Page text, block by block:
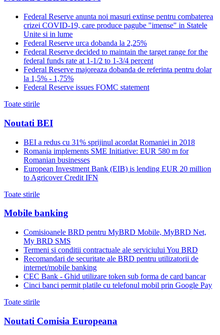
Federal Reserve anunta noi masuri extinse pentru combaterea
crizei COVID-19, care produce pagube "imense" in Statele
Unite si in lume
Federal Reserve urca dobanda la 2,25%
Federal Reserve decided to maintain the target range for the
federal funds rate at 1-1/2 to 1-3/4 percent
Federal Reserve majoreaza dobanda de referinta pentru dolar
la 1,5% - 1,75%
Federal Reserve issues FOMC statement
Toate stirile
Noutati BEI
BEI a redus cu 31% sprijinul acordat Romaniei in 2018
Romania implements SME Initiative: EUR 580 m for
Romanian businesses
European Investment Bank (EIB) is lending EUR 20 million
to Agricover Credit IFN
Toate stirile
Mobile banking
Comisioanele BRD pentru MyBRD Mobile, MyBRD Net,
My BRD SMS
Termeni si conditii contractuale ale serviciului You BRD
Recomandari de securitate ale BRD pentru utilizatorii de
internet/mobile banking
CEC Bank - Ghid utilizare token sub forma de card bancar
Cinci banci permit platile cu telefonul mobil prin Google Pay
Toate stirile
Noutati Comisia Europeana